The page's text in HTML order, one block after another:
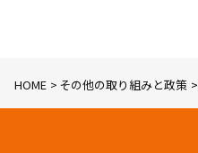
HOME その他の取り組みと政策